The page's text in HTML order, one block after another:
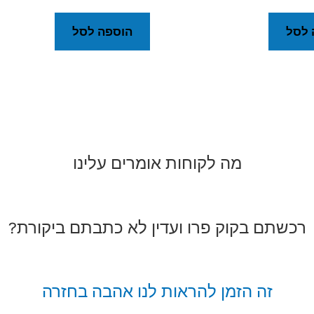
לסל הוספה לסל
מה לקוחות אומרים עלינו
רכשתם בקוק פרו ועדין לא כתבתם ביקורת?
זה הזמן להראות לנו אהבה בחזרה